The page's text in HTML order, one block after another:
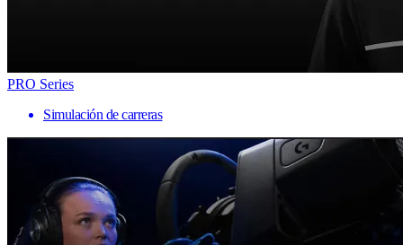
PRO Series
Simulación de carreras